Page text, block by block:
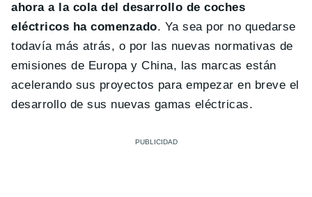
ahora a la cola del desarrollo de coches
eléctricos ha comenzado. Ya sea por no quedarse
todavía más atrás, o por las nuevas normativas de
emisiones de Europa y China, las marcas están
acelerando sus proyectos para empezar en breve el
desarrollo de sus nuevas gamas eléctricas.